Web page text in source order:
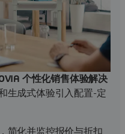
个性化销售体验解决
生成式体验引入配置-定
简化并监控报价与折扣